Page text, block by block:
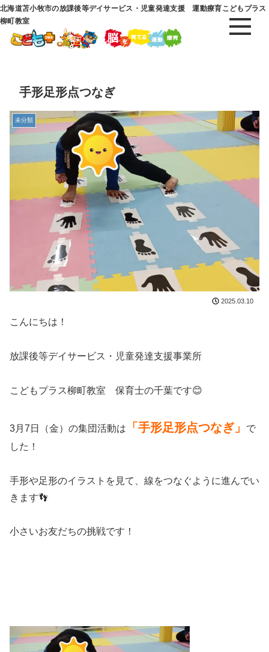
北海道苫小牧市の放課後等デイサービス・児童発達支援 運動療育こどもプラス
柳町教室
手形足形点つなぎ
未分類
2025.03.10
こんにちは！
放課後等デイサービス・児童発達支援事業所
こどもプラス柳町教室 保育士の千葉です😊
3月7日（金）の集団活動は 「手形足形点つなぎ」
で
した！
手形や足形のイラストを見て、線をつなぐように進んでい
きます👣
小さいお友だちの挑戦です！